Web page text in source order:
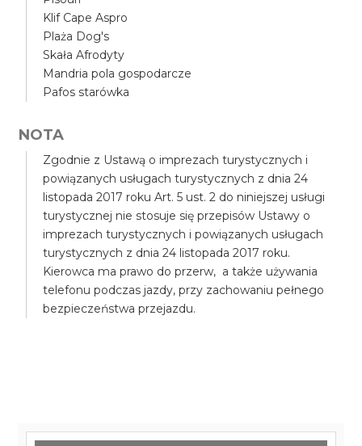
Klif Cape Aspro
Plaża Dog's
Skała Afrodyty
Mandria pola gospodarcze
Pafos starówka
NOTA
Zgodnie z Ustawą o imprezach turystycznych i
powiązanych usługach turystycznych z dnia 24
listopada 2017 roku Art. 5 ust. 2 do niniejszej usługi
turystycznej nie stosuje się przepisów Ustawy o
imprezach turystycznych i powiązanych usługach
turystycznych z dnia 24 listopada 2017 roku.
Kierowca ma prawo do przerw, a także używania
telefonu podczas jazdy, przy zachowaniu pełnego
bezpieczeństwa przejazdu.